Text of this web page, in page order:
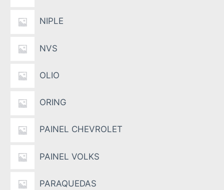
NIPLE
NVS
OLIO
ORING
PAINEL CHEVROLET
PAINEL VOLKS
PARAQUEDAS